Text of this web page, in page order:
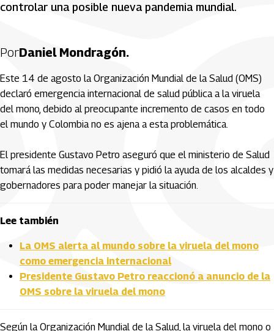
controlar una posible nueva pandemia mundial.
PorDaniel Mondragón.
Este 14 de agosto la Organización Mundial de la Salud (OMS)
declaró emergencia internacional de salud pública a la viruela
del mono, debido al preocupante incremento de casos en todo
el mundo y Colombia no es ajena a esta problemática.
El presidente Gustavo Petro aseguró que el ministerio de Salud
tomará las medidas necesarias y pidió la ayuda de los alcaldes y
gobernadores para poder manejar la situación.
Lee también
La OMS alerta al mundo sobre la viruela del mono
como emergencia internacional
Presidente Gustavo Petro reaccionó a anuncio de la
OMS sobre la viruela del mono
Según la Organización Mundial de la Salud, la viruela del mono o